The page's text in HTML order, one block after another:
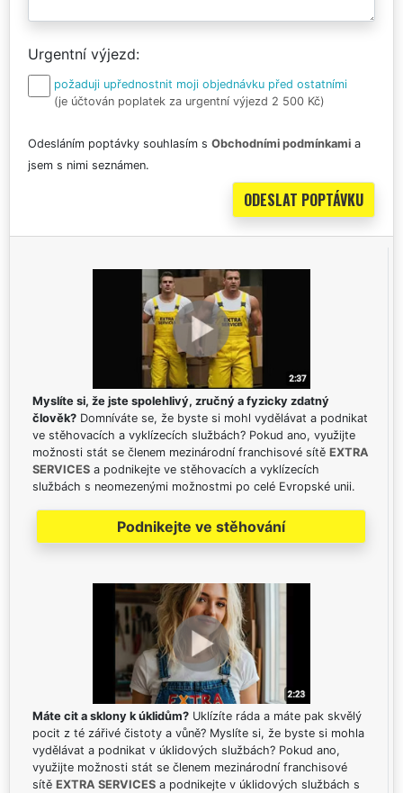
Urgentní výjezd
požaduji upřednostnit moji objednávku před ostatními
(je účtován poplatek za urgentní výjezd 2 500 Kč)
Odesláním poptávky souhlasím s Obchodními podmínkami a
jsem s nimi seznámen.
Myslíte si, že jste spolehlivý, zručný a fyzicky zdatný
člověk? Domníváte se, že byste si mohl vydělávat a podnikat
ve stěhovacích a vyklízecích službách? Pokud ano, využijte
možnosti stát se členem mezinárodní franchisové sítě EXTRA
SERVICES a podnikejte ve stěhovacích a vyklízecích
službách s neomezenými možnostmi po celé Evropské unii.
Podnikejte ve stěhování
Máte cit a sklony k úklidům? Uklízíte ráda a máte pak skvělý
pocit z té zářivé čistoty a vůně? Myslíte si, že byste si mohla
vydělávat a podnikat v úklidových službách? Pokud ano,
využijte možnosti stát se členem mezinárodní franchisové
sítě EXTRA SERVICES a podnikejte v úklidových službách s